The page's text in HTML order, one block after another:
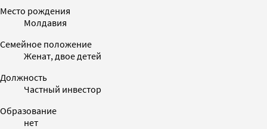
Место рождения
Молдавия
Семейное положение
Женат, двое детей
Должность
Частный инвестор
Образование
нет